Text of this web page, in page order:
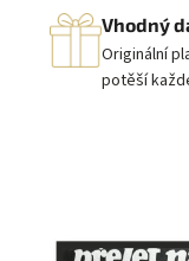
Vhodný
Originální
potěší